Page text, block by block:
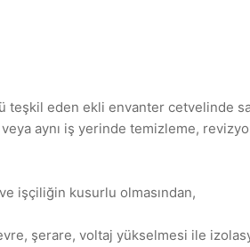
eden ekli envanter cetvelinde
aynı iş yerinde temizleme,
işçiliğin kusurlu olmasından,
şerare, voltaj yükselmesi ile